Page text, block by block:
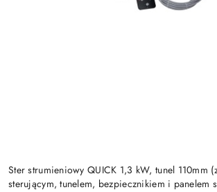
Ster strumieniowy QUICK 1,3 kW, tunel 110mm
sterującym, tunelem, bezpiecznikiem i panelem